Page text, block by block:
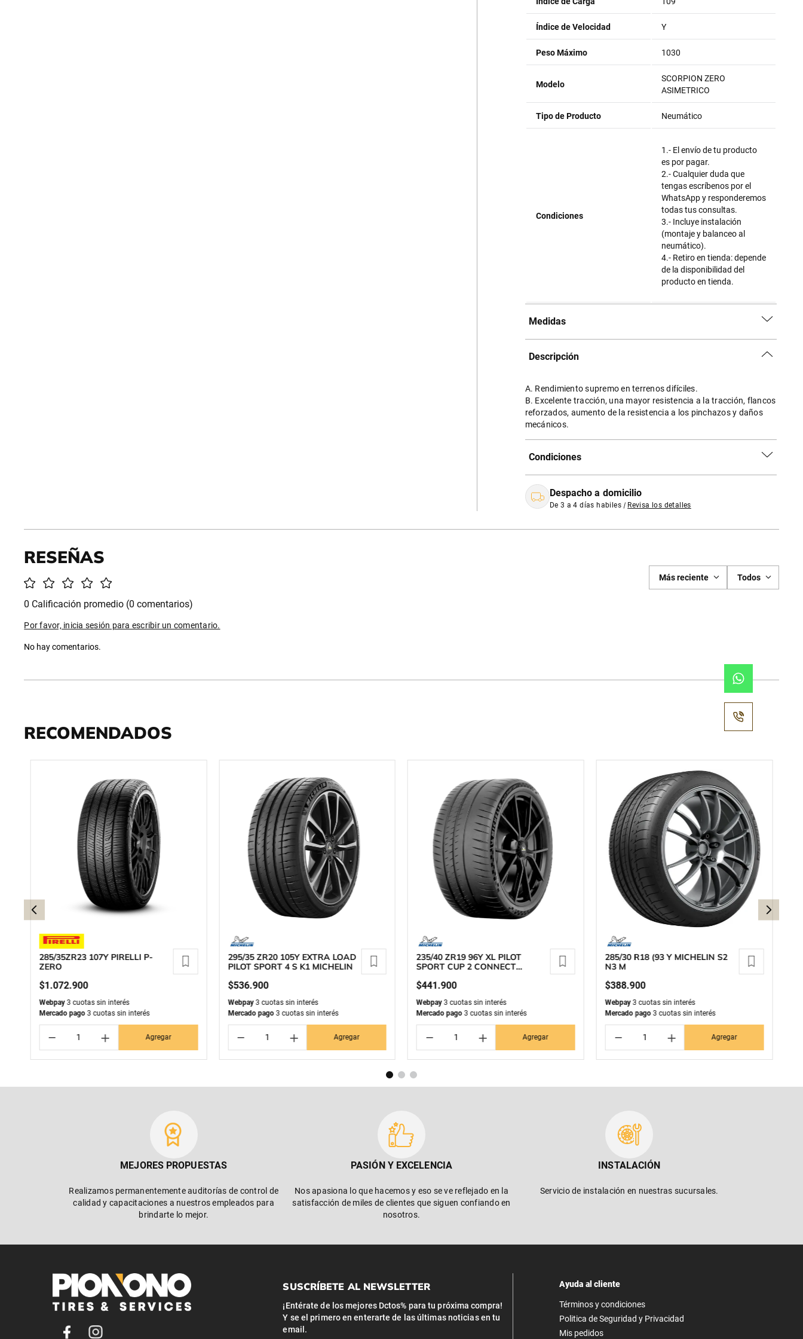
Índice de Velocidad Y
Peso Máximo 1030
Modelo
SCORPION ZERO
ASIMETRICO
Tipo de Producto Neumático
Condiciones
1.- El envío de tu producto
es por pagar.
2.- Cualquier duda que
tengas escríbenos por el
WhatsApp y responderemos
todas tus consultas.
3.- Incluye instalación
(montaje y balanceo al
neumático).
4.- Retiro en tienda: depende
de la disponibilidad del
producto en tienda.
Medidas
Descripción
A. Rendimiento supremo en terrenos difíciles.
B. Excelente tracción, una mayor resistencia a la tracción, flancos
reforzados, aumento de la resistencia a los pinchazos y daños
mecánicos.
Condiciones
Despacho a domicilio
De 3 a 4 días habiles | Revisa los detalles
0 Calificación promedio (0 comentarios)
Por favor, inicia sesión para escribir un comentario.
Más reciente Todos
No hay comentarios.
RECOMENDADOS
285/35ZR23 107Y PIRELLI P-
ZERO
$1.072.900
Webpay3 cuotas sin interés
Mercado pago3 cuotas sin interés
＋
－ Agregar
295/35 ZR20 105Y EXTRA LOAD
PILOT SPORT 4 S K1 MICHELIN
$536.900
Webpay3 cuotas sin interés
Mercado pago3 cuotas sin interés
＋
－ Agregar
235/40 ZR19 96Y XL PILOT
SPORT CUP 2 CONNECT
$441.900
Webpay 3 cuotas sin interés
Mercado pago 3 cuotas sin interés
＋
－ Agregar
285/30 R18 (93 Y MICHELIN S2
N3 M
$388.900
Webpay3 cuotas sin interés
Mercado pago3 cuotas sin interés
＋
－ Agregar
MEJORES PROPUESTAS
Realizamos permanentemente auditorías de control de
calidad y capacitaciones a nuestros empleados para
brindarte lo mejor.
PASIÓN Y EXCELENCIA
Nos apasiona lo que hacemos y eso se ve reflejado en la
satisfacción de miles de clientes que siguen confiando en
nosotros.
INSTALACIÓN
Servicio de instalación en nuestras sucursales.
SUSCRÍBETE AL NEWSLETTER
¡Entérate de los mejores Dctos% para tu próxima compra!
Y se el primero en enterarte de las últimas noticias en tu
email.
Ayuda al cliente
Términos y condiciones
Politica de Seguridad y Privacidad
Mis pedidos